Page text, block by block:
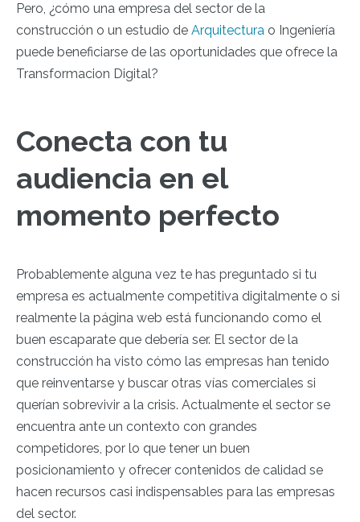
Pero, ¿cómo una empresa del sector de la
construcción o un estudio de Arquitectura o Ingeniería
puede beneficiarse de las oportunidades que ofrece la
Transformacion Digital?
Conecta con tu
audiencia en el
momento perfecto
Probablemente alguna vez te has preguntado si tu
empresa es actualmente competitiva digitalmente o si
realmente la página web está funcionando como el
buen escaparate que debería ser. El sector de la
construcción ha visto cómo las empresas han tenido
que reinventarse y buscar otras vías comerciales si
querían sobrevivir a la crisis. Actualmente el sector se
encuentra ante un contexto con grandes
competidores, por lo que tener un buen
posicionamiento y ofrecer contenidos de calidad se
hacen recursos casi indispensables para las empresas
del sector.